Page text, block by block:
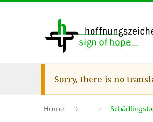
Warning
message
Sorry, there is no
Breadcrumb
Home